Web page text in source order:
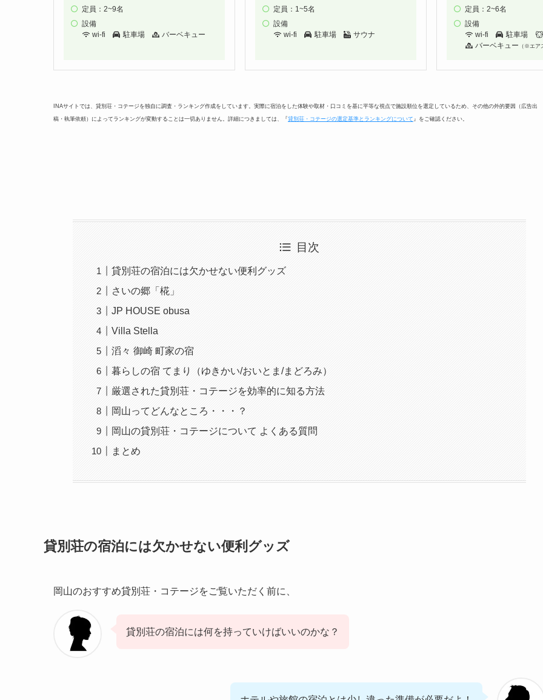
定員：2~9名
設備
wi-fi
駐車場 バーベキュー
定員：1~5名
設備
wi-fi
駐車場 サウナ
定員：2~6名
設備
wi-fi
駐車場
バーベキュー （※エア
INAサイトでは、貸別荘・コテージを独自に調査・ランキング作成をしています。実際に宿泊をした体験や取材・口コミを基に平等な視点で施設順位を選定しているため、その他の外的要因（広告出
稿・執筆依頼）によってランキングが変動することは一切ありません。詳細につきましては、『貸別荘・コテージの選定基準とランキングについて 』をご確認ください。
目次
貸別荘の宿泊には欠かせない便利グッズ
さいの郷「椛」
JP HOUSE obusa
Villa Stella
滔々 御崎 町家の宿
暮らしの宿 てまり（ゆきかい/おいとま/まどろみ）
厳選された貸別荘・コテージを効率的に知る方法
岡山ってどんなところ・・・？
岡山の貸別荘・コテージについて よくある質問
まとめ
貸別荘の宿泊には欠かせない便利グッズ
岡山のおすすめ貸別荘・コテージをご覧いただく前に、
貸別荘の宿泊には何を持っていけばいいのかな？